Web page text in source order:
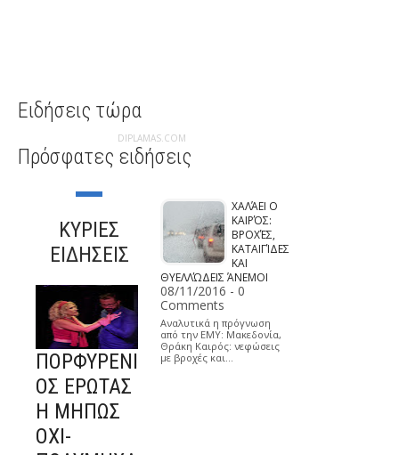
Ειδήσεις τώρα
DIPLAMAS.COM
Πρόσφατες ειδήσεις
ΚΥΡΙΕΣ
ΕΙΔΗΣΕΙΣ
ΧΑΛΆΕΙ Ο
ΚΑΙΡΌΣ:
ΒΡΟΧΈΣ,
ΚΑΤΑΙΓΊΔΕΣ
ΚΑΙ
ΘΥΕΛΛΏΔΕΙΣ ΆΝΕΜΟΙ
08/11/2016 - 0
Comments
Αναλυτικά η πρόγνωση
από την ΕΜΥ: Μακεδονία,
Θράκη Καιρός: νεφώσεις
με βροχές και…